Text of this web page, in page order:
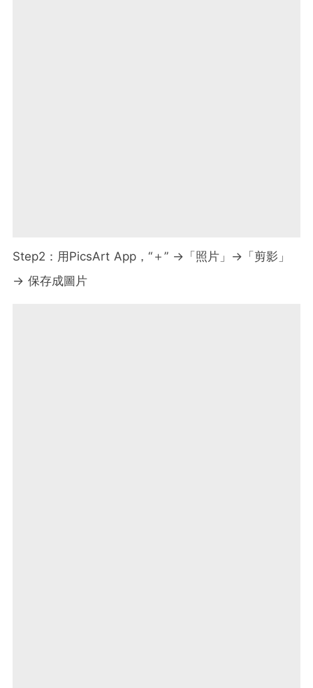
Step2：用PicsArt App，“＋” →「照片」→「剪影」
→ 保存成圖片